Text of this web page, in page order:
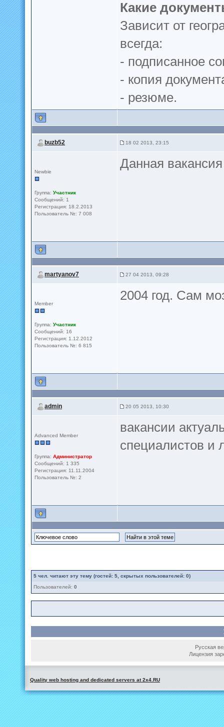
Какие
Зависит от
всегда:
- подписанное
- копия
- резюме.
buzb52 18 02 2013, 23:15
Newbie
Группа: Участник
Сообщений: 1
Регистрация: 18.2.2013
Пользователь №: 7 008
Данная
martyanov7 27 04 2013, 09:28
Member
Группа: Участник
Сообщений: 16
Регистрация: 1.12.2012
Пользователь №: 6 815
2004 год. Сам
admin 20 05 2013, 10:30
Advanced Member
Группа: Администратор
Сообщений: 1 335
Регистрация: 11.11.2004
Пользователь №: 2
вакансии
специалистов и
5 чел. читают эту тему (гостей: 5, скрытых пользователей: 0)
Пользователей: 0
Русская
Лицензия
Quality web hosting and dedicated servers at 2x4.RU